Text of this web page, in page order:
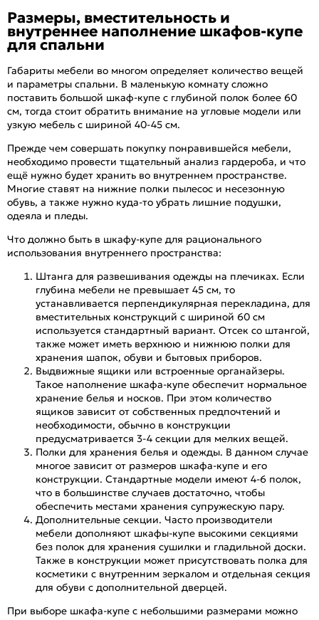
Размеры, вместительность и
внутреннее наполнение шкафов-купе
для спальни
Габариты мебели во многом определяет количество вещей
и параметры спальни. В маленькую комнату сложно
поставить большой шкаф-купе с глубиной полок более 60
см, тогда стоит обратить внимание на угловые модели или
узкую мебель с шириной 40-45 см.
Прежде чем совершать покупку понравившейся мебели,
необходимо провести тщательный анализ гардероба, и что
ещё нужно будет хранить во внутреннем пространстве.
Многие ставят на нижние полки пылесос и несезонную
обувь, а также нужно куда-то убрать лишние подушки,
одеяла и пледы.
Что должно быть в шкафу-купе для рационального
использования внутреннего пространства:
Штанга для развешивания одежды на плечиках. Если
глубина мебели не превышает 45 см, то
устанавливается перпендикулярная перекладина, для
вместительных конструкций с шириной 60 см
используется стандартный вариант. Отсек со штангой,
также может иметь верхнюю и нижнюю полки для
хранения шапок, обуви и бытовых приборов.
Выдвижные ящики или встроенные органайзеры.
Такое наполнение шкафа-купе обеспечит нормальное
хранение белья и носков. При этом количество
ящиков зависит от собственных предпочтений и
необходимости, обычно в конструкции
предусматривается 3-4 секции для мелких вещей.
Полки для хранения белья и одежды. В данном случае
многое зависит от размеров шкафа-купе и его
конструкции. Стандартные модели имеют 4-6 полок,
что в большинстве случаев достаточно, чтобы
обеспечить местами хранения супружескую пару.
Дополнительные секции. Часто производители
мебели дополняют шкафы-купе высокими секциями
без полок для хранения сушилки и гладильной доски.
Также в конструкции может присутствовать полка для
косметики с внутренним зеркалом и отдельная секция
для обуви с дополнительной дверцей.
При выборе шкафа-купе с небольшими размерами можно